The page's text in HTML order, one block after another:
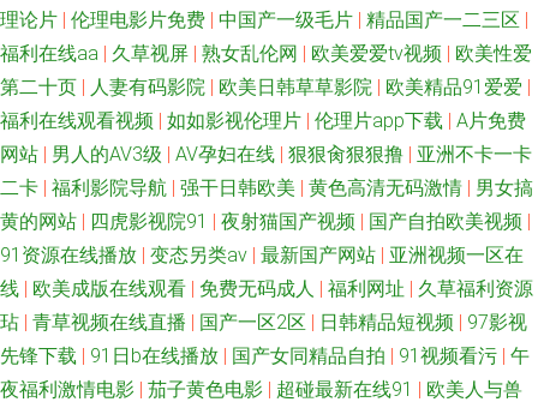
国产久久九九 91足交视频在线观看 91国产黑丝原创亚洲 欧美日韩大香蕉在
生欧美精品 在线国内精品 玖玖偷拍网 91人人艹逼 欧美亚洲天堂网 av日韩高
清在线 91在線免費看片 91晚间福利社 亚洲色悠综合 久久激情毛片 91天堂
网在线 欧美一级在线 91探花遇到极品 探花肏屄视频 大香蕉999 中文字幕海
角 女同片免费网站 91肏在线免费观看 成人福利在线视频观看 91传媒在线观
看成人版
理论片 | 伦理电影片免费 | 中国产一级毛片 | 精品国产一二三区 |
福利在线aa | 久草视屏 | 熟女乱伦网 | 欧美爱爱tv视频 | 欧美性爱
第二十页 | 人妻有码影院 | 欧美日韩草草影院 | 欧美精品91爱爱 |
福利在线观看视频 | 如如影视伦理片 | 伦理片app下载 | A片免费
网站 | 男人的AV3级 | AV孕妇在线 | 狠狠肏狠狠撸 | 亚洲不卡一卡
二卡 | 福利影院导航 | 强干日韩欧美 | 黄色高清无码激情 | 男女搞
黄的网站 | 四虎影视院91 | 夜射猫国产视频 | 国产自拍欧美视频 |
91资源在线播放 | 变态另类av | 最新国产网站 | 亚洲视频一区在
线 | 欧美成版在线观看 | 免费无码成人 | 福利网址 | 久草福利资源
玷 | 青草视频在线直播 | 国产一区2区 | 日韩精品短视频 | 97影视
先锋下载 | 91日b在线播放 | 国产女同精品自拍 | 91视频看污 | 午
夜福利激情电影 | 茄子黄色电影 | 超碰最新在线91 | 欧美人与兽